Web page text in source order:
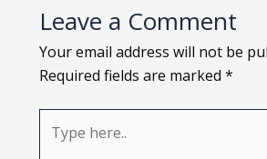
Leave a Comment
Your email address will not be
Required fields are marked *
here..